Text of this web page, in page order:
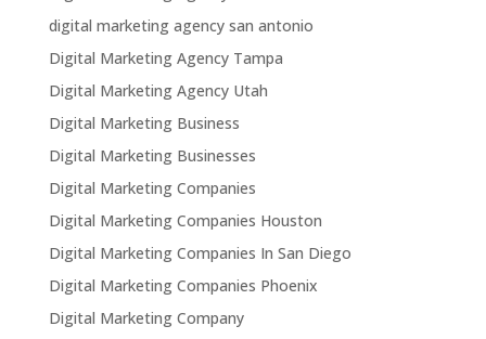
digital marketing agency san antonio
Digital Marketing Agency Tampa
Digital Marketing Agency Utah
Digital Marketing Business
Digital Marketing Businesses
Digital Marketing Companies
Digital Marketing Companies Houston
Digital Marketing Companies In San Diego
Digital Marketing Companies Phoenix
Digital Marketing Company